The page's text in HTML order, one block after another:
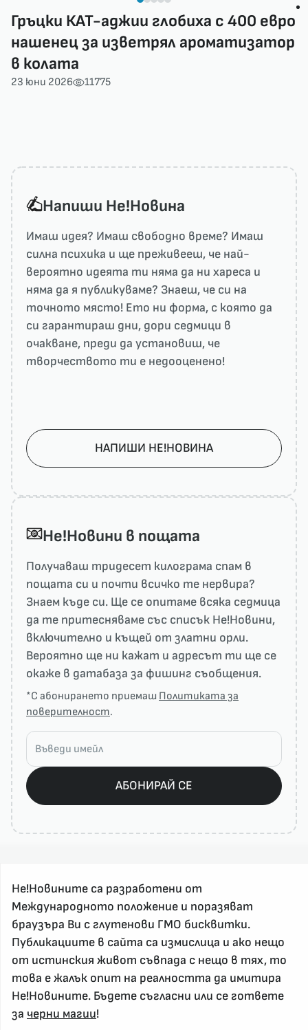
Гръцки КАТ-аджии глобиха с 400 евро
нашенец за изветрял ароматизатор
в колата
23 юни 2026 11775
Напиши He!Новина
Имаш идея? Имаш свободно време? Имаш
силна психика и ще преживееш, че най-
вероятно идеята ти няма да ни харесa и
няма да я публикуваме? Знаеш, че си на
точното място! Ето ни форма, с която да
си гарантираш дни, дори седмици в
очакване, преди да установиш, че
творчеството ти е недооценено!
НАПИШИ НЕ!НОВИНА
He!Новини в пощата
Получаваш тридесет килограма спам в
пощата си и почти всичко те нервира?
Знаем къде си. Ще се опитаме всяка седмица
да те притесняваме със списък He!Новини,
включително и къщей от златни орли.
Вероятно ще ни кажат и адресът ти ще се
окаже в датабаза за фишинг съобщения.
*С абонирането приемаш Политиката за
поверителност.
АБОНИРАЙ СЕ
За реклама и връзка с нас, пишете на
nenovinite@gmail.com
Контакт
За нас
Напиши Не!Новина
Не!Новините са разработени от
Международното положение и поразяват
браузъра Ви с глутенови ГМО бисквитки.
Публикациите в сайта са измислица и ако нещо
от истинския живот съвпада с нещо в тях, то
това е жалък опит на реалността да имитира
Не!Новините. Бъдете съгласни или се гответе
за черни магии!